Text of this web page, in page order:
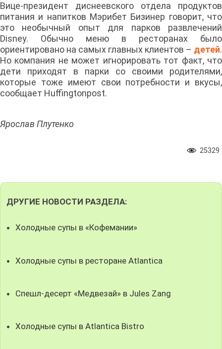
Вице-президент диснеевского отдела продуктов
питания и напитков Мэрибет Бизинер говорит, что
это необычный опыт для парков развлечений
Disney. Обычно меню в ресторанах было
ориентировано на самых главных клиентов – детей.
Но компания не может игнорировать тот факт, что
дети приходят в парки со своими родителями,
которые тоже имеют свои потребности и вкусы,
сообщает Huffingtonpost.
Ярослав Плутенко
25329
ДРУГИЕ НОВОСТИ РАЗДЕЛА:
Холодные супы в «Кофемании»
Холодные супы в ресторане Atlantica
Спешл-десерт «Медвезай» в Jules Zang
Холодные супы в Atlantica Bistro